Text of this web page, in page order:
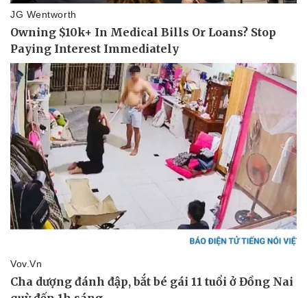
Thể thao
Lịch thi đấu bóng đá
Thế giới thể thao
eSports
Hậu trường
Ô tô - Xe máy
Xe máy
Tư vấn